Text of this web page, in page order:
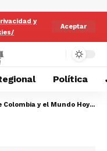
y
Aceptar
Política
Colombia Mundo - Principales Noticias de Colombia y el Mundo Hoy
>